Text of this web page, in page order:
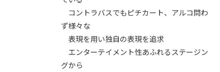
コントラバスでもピチカート、アルコ問わ
ず様々な
表現を用い独自の表現を追求
エンターテイメント性あふれるステージン
グから